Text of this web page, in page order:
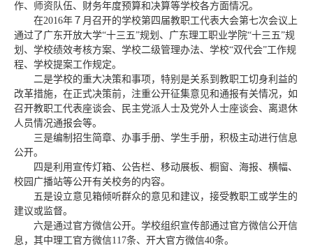
作、师资队伍、财务年度预算和决算等学校各方面情况。
在2016年７月召开的学校第四届教职工代表大会第七次会议上
通过了广东开放大学“十三五”规划、广东理工职业学院“十三五”规
划、学校绩效考核方案、学校二级管理办法、学校“双代会”工作规
程、学校提案工作规定。
二是学校的重大决策和事项，特别是关系到教职工切身利益的
改革措施，在正式决策前，注重公开征集意见和通报有关情况，如
召开教职工代表座谈会、民主党派人士及党外人士座谈会、离退休
人员情况通报会等。
三是编制招生简章、办事手册、学生手册，积极主动进行信息
公开。
四是利用宣传灯箱、公告栏、移动展板、橱窗、海报、横幅、
校园广播站等公开有关校务的内容。
五是设立意见箱倾听群众的意见和建议，接受教职工或学生的
建议或监督。
六是通过官方微信公开。学校组织宣传部通过官方微信公开信
息，其中理工官方微信117条、开大官方微信40条。